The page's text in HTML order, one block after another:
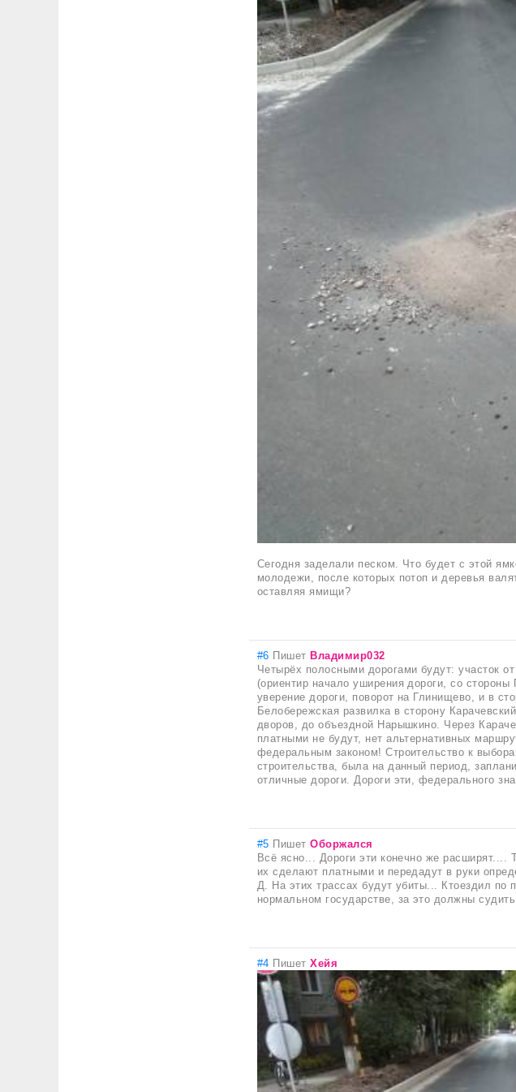
Сегодня заделали песком. Что будет с этой
молодежи, после которых потоп и деревья
оставляя ямищи?
#6 Пишет Владимир032
Четырёх полосными дорогами будут: участок
(ориентир начало уширения дороги, со
уверение дороги, поворот на Глинищево, и в
Белобережская развилка в сторону
дворов, до объездной Нарышкино. Через
платными не будут, нет альтернативных
федеральным законом! Строительство к
строительства, была на данный период,
отличные дороги. Дороги эти, федерального
#5 ПишетОборжался
Всё ясно... Дороги эти конечно же расширят....
их сделают платными и передадут в руки
Д. На этих трассах будут убиты... Ктоездил по
нормальном государстве, за это должны
#4 ПишетХейя